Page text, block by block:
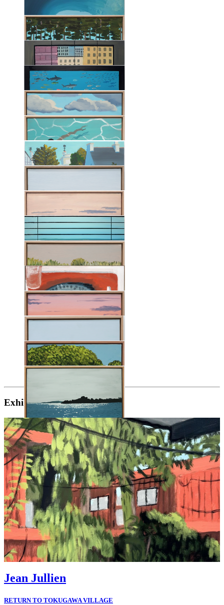
Exhibitions
Jean Jullien
RETURN TO TOKUGAWA VILLAGE